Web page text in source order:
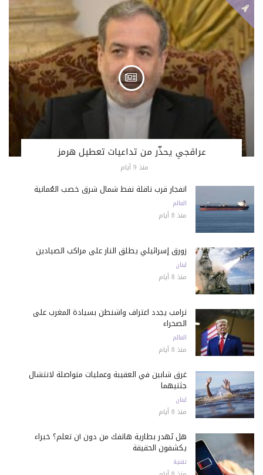
عراقجي يحذّر من تداعيات تعطيل هرمز
منذ 9 أيام
انفجار قرب ناقلة نفط شمال شرق خصب العُمانية
العالم
منذ 8 أيام
زورق إسرائيلي يطلق النار على مراكب الصيادين
لبنان
منذ 8 أيام
ترامب يجدد اعتراف واشنطن بسيادة المغرب على
الصحراء
العالم
منذ 8 أيام
غرق شابين في العقيبة وعمليات متواصلة لانتشال
جثتيهما
لبنان
منذ 8 أيام
هل تُهدر بطارية هاتفك من دون أن تعلم؟ خبراء
يكشفون الحقيقة
تقنية